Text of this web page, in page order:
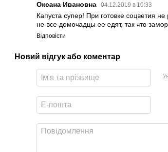
Оксана Ивановна 04.12.2019 в 10:33
Капуста супер! При готовке соцветия
не все домочадцы ее едят, так что
Відповісти
Новий відгук або коментар